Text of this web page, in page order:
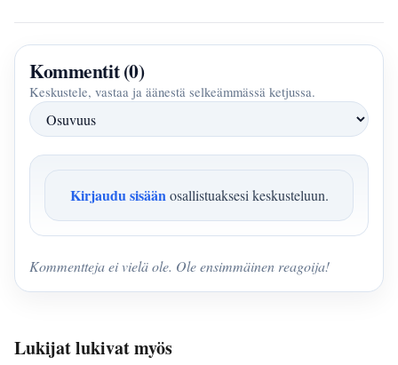
Kommentit (0)
Keskustele, vastaa ja äänestä selkeämmässä ketjussa.
Kirjaudu sisään osallistuaksesi keskusteluun.
Kommentteja ei vielä ole. Ole ensimmäinen reagoija!
Lukijat lukivat myös